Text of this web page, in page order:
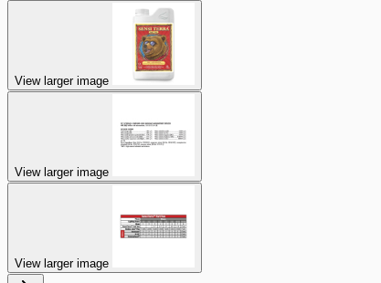
View larger image
View larger image
View larger image